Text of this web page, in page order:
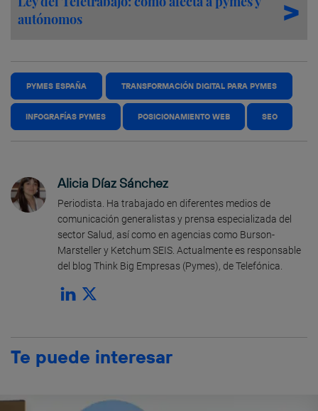
autónomos
PYMES ESPAÑA TRANSFORMACIÓN DIGITAL PARA PYMES
INFOGRAFÍAS PYMES POSICIONAMIENTO WEB SEO
Alicia Díaz Sánchez
Periodista. Ha trabajado en diferentes medios de
comunicación generalistas y prensa especializada del
sector Salud, así como en agencias como Burson-
Marsteller y Ketchum SEIS. Actualmente es responsable
del blog Think Big Empresas (Pymes), de Telefónica.
Te puede interesar